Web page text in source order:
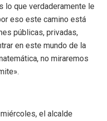
lo que verdaderamente le
eso este camino está
públicas, privadas,
en este mundo de la
no miraremos
el alcalde